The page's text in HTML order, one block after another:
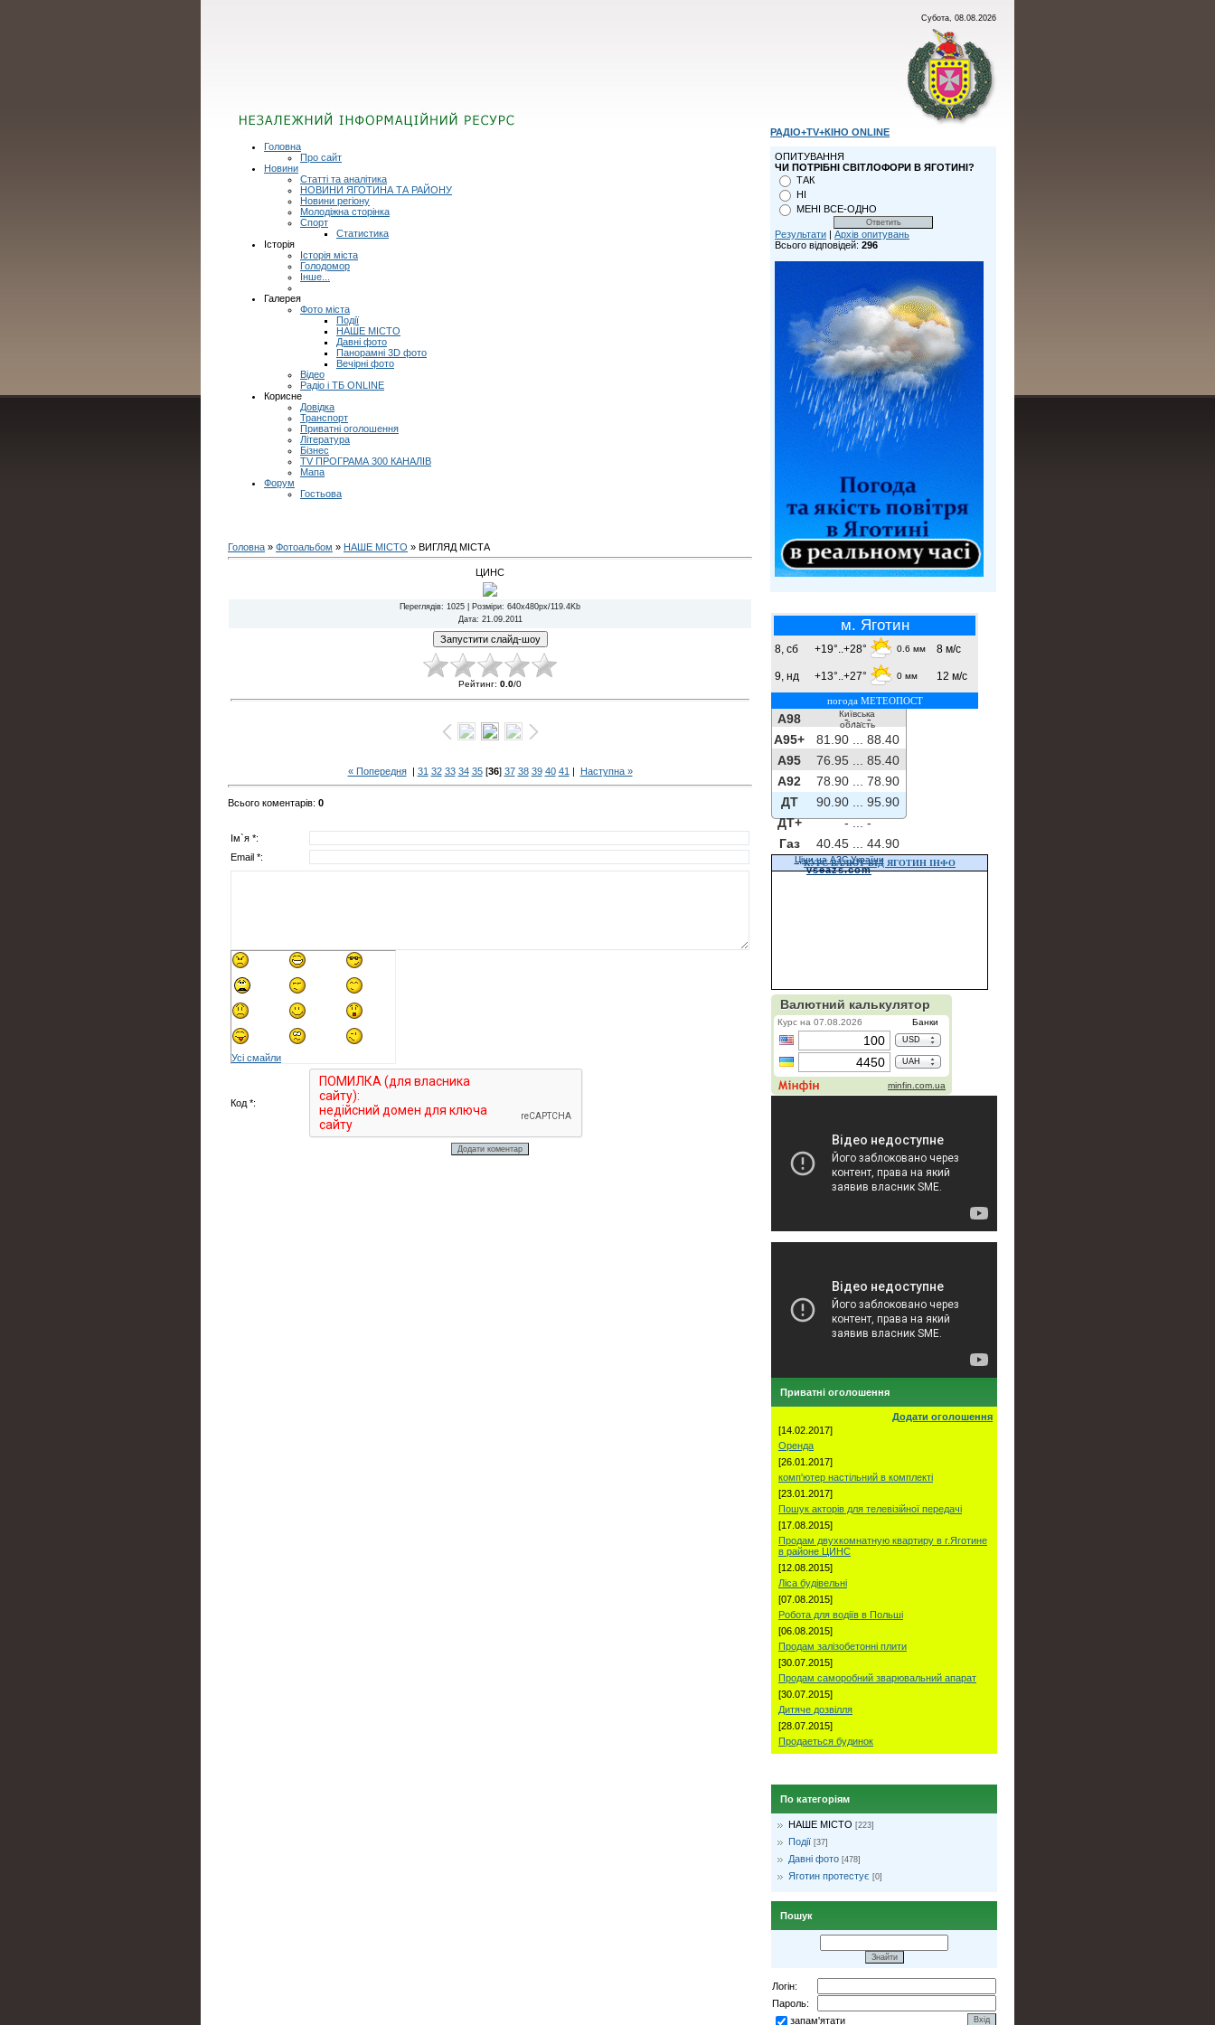
Субота, 08.08.2026
Головна
Про сайт
Новини
Статті та аналітика
НОВИНИ ЯГОТИНА ТА РАЙОНУ
Новини регіону
Молодіжна сторінка
Спорт
Статистика
Історія
Історія міста
Голодомор
Інше...
Галерея
Фото міста
Події
НАШЕ МІСТО
Давні фото
Панорамні 3D фото
Вечірні фото
Відео
Радіо і ТБ ONLINE
Корисне
Довідка
Транспорт
Приватні оголошення
Література
Бізнес
TV ПРОГРАМА 300 КАНАЛІВ
Мапа
Форум
Гостьова
Головна » Фотоальбом » НАШЕ МІСТО » ВИГЛЯД МІСТА
ЦИНС
Переглядів: 1025 | Розміри: 640x480px/119.4Kb
Дата: 21.09.2011
Рейтинг: 0.0/0
« Попередня| 31 32 33 34 35[36] 37 38 39 40 41 Наступна »
Всього коментарів: 0
Ім`я *:
Email *:
Усі смайли
Код *:
РАДІО+TV+КІНО ONLINE
ОПИТУВАННЯ
ЧИ ПОТРІБНІ СВІТЛОФОРИ В ЯГОТИНІ?
ТАК
НІ
МЕНІ ВСЕ-ОДНО
Результати | Архів опитувань
Всього відповідей: 296
м. Яготин
8, сб +19°..+28° 0.6 мм 8 м/с
9, нд +13°..+27° 0 мм 12 м/с
погода МЕТЕОПОСТ
Київська
область
A98 - ...-
A95+
81.90 ...
88.40
A95
76.95 ...
85.40
A92
78.90 ...
78.90
ДТ
90.90 ...
95.90
ДТ+
- ...-
Газ
40.45 ... 44.90
Ціни на АЗС України
vseazs.com
КУРС ВАЛЮТ ВІД ЯГОТИН ІНФО
Приватні оголошення
Додати оголошення
[14.02.2017]
Оренда
[26.01.2017]
комп'ютер настільний в комплекті
[23.01.2017]
Пошук акторів для телевізійної передачі
[17.08.2015]
Продам двухкомнатную квартиру в г.Яготине
в районе ЦИНС
[12.08.2015]
Ліса будівельні
[07.08.2015]
Робота для водіїв в Польші
[06.08.2015]
Продам залізобетонні плити
[30.07.2015]
Продам саморобний зварювальний апарат
[30.07.2015]
Дитяче дозвілля
[28.07.2015]
Продаеться будинок
По категоріям
НАШЕ МІСТО [223]
Події [37]
Давні фото [478]
Яготин протестує [0]
Пошук
Логін:
Пароль:
запам'ятати